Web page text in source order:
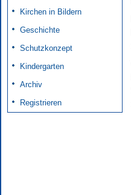
Kirchen in Bildern
Geschichte
Schutzkonzept
Kindergarten
Archiv
Registrieren